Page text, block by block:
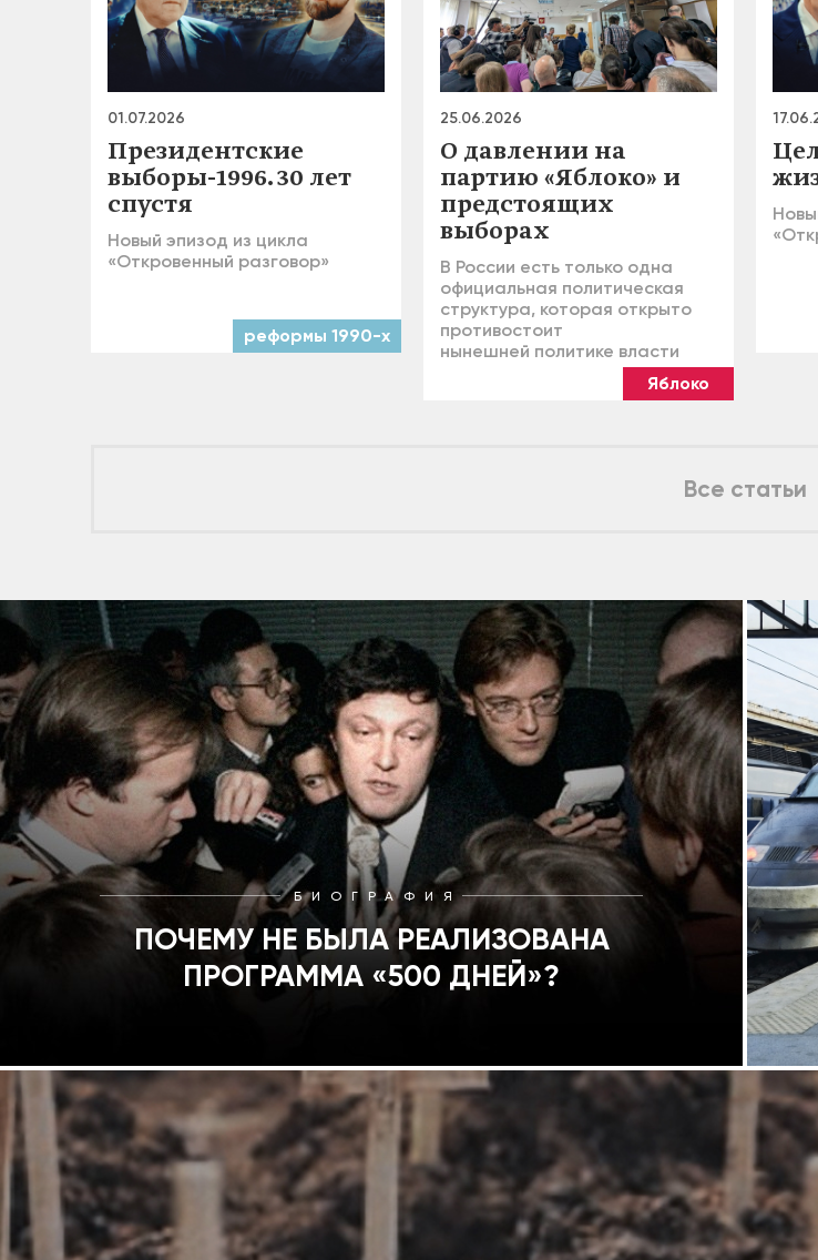
01.07.2026
Президентские
выборы-1996. 30 лет
спустя
Новый эпизод из цикла
«Откровенный разговор»
реформы 1990-х
25.06.2026
О давлении на
партию «Яблоко» и
предстоящих
выборах
В России есть только одна
официальная политическая
структура, которая открыто
противостоит
нынешней политике власти
Яблоко
Все статьи
БИОГРАФИЯ
ПОЧЕМУ НЕ БЫЛА РЕАЛИЗОВАНА
ПРОГРАММА «500 ДНЕЙ»?